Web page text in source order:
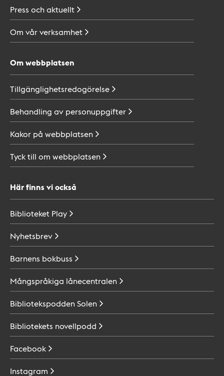
Press ochaktuellt
Om vårverksamhet
Om webbplatsen
Tillgänglighetsredogörelse
Behandling av personuppgifter
Kakor på webbplatsen
Tyck till om webbplatsen
Här finns vi också
Biblioteket Play
Nyhetsbrev
Barnens bokbuss
Mångspråkiga lånecentralen
BibliotekspoddenSolen
Bibliotekets novellpodd
Facebook
Instagram